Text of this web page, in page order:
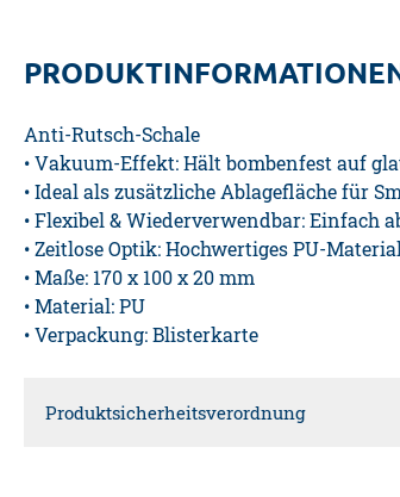
Anti-Rutsch-Schale
• Vakuum-Effekt: Hält bombenfest auf
• Ideal als zusätzliche Ablagefläche für
• Flexibel & Wiederverwendbar: Einfach
• Zeitlose Optik: Hochwertiges PU-
• Maße: 170 x 100 x 20 mm
• Material: PU
• Verpackung: Blisterkarte
Produktsicherheitsverordnung